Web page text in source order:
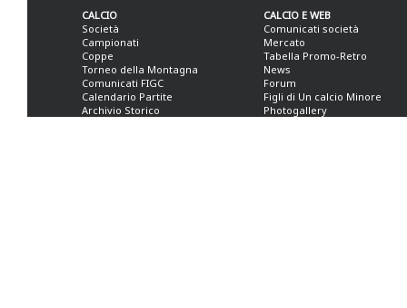
CALCIO
Società
Campionati
Coppe
Torneo della Montagna
Comunicati FIGC
Calendario Partite
Archivio Storico
CALCIO E WEB
Comunicati società
Mercato
Tabella Promo-Retro
News
Forum
Figli di Un calcio Minore
Photogallery